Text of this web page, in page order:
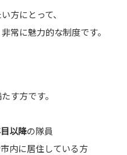
方にとって、
常に魅力的な制度です。
す方です。
以降の隊員
内に居住している方